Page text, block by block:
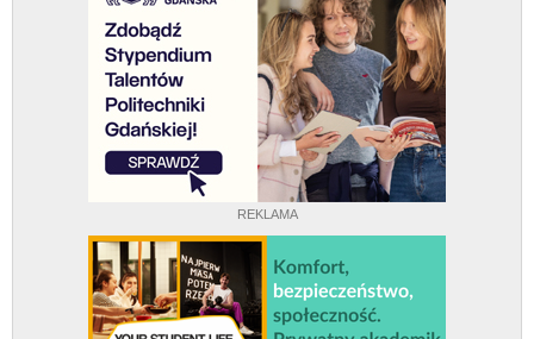
REKLAMA